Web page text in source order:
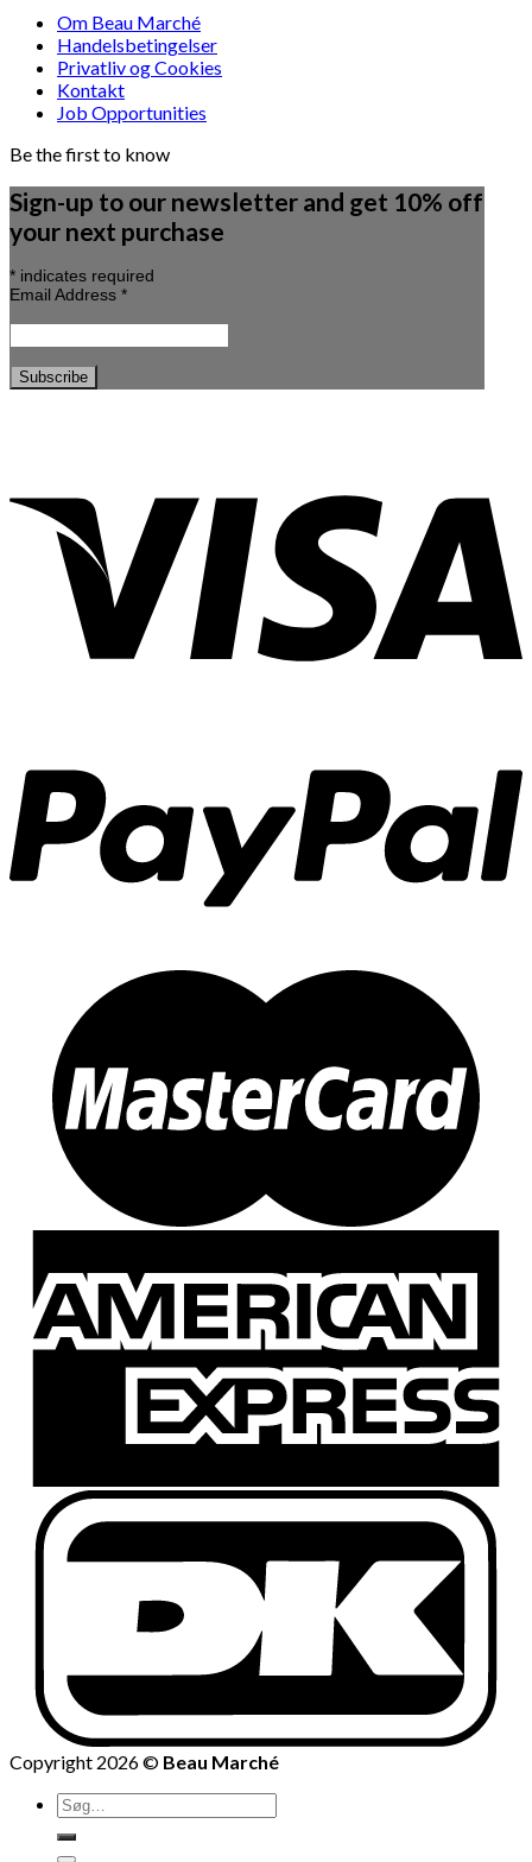
Om Beau Marché
Handelsbetingelser
Privatliv og Cookies
Kontakt
Job Opportunities
Be the first to know
Sign-up to our newsletter and get 10% off
your next purchase
* indicates required
Email Address *
Copyright 2026 © Beau Marché
Søg
efter: